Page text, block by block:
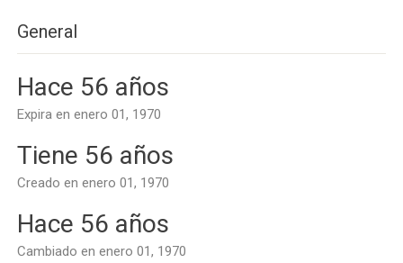
General
Hace 56 años
Expira en enero 01, 1970
Tiene 56 años
Creado en enero 01, 1970
Hace 56 años
Cambiado en enero 01, 1970